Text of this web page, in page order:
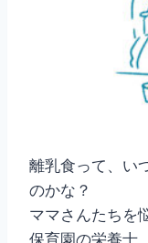
離乳食って、い
のかな？
ママさんたちを